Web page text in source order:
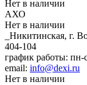
Нет в наличии
АХО
Нет в наличии
_Никитинская, г.
404-104
график работы: пн-
email: info@dexi.ru
Нет в наличии